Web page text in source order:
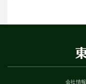
会社情報